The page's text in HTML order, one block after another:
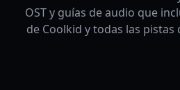
OST y guías de audio que
de Coolkid y todas las pistas